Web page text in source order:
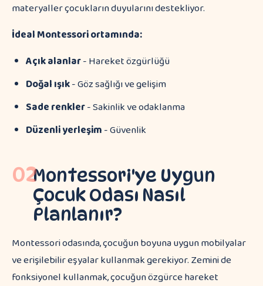
materyaller çocukların duyularını destekliyor.
İdeal Montessori ortamında:
Açık alanlar- Hareket özgürlüğü
Doğal ışık- Göz sağlığı ve gelişim
Sade renkler- Sakinlik ve odaklanma
Düzenli yerleşim- Güvenlik
02Montessori'ye Uygun
Çocuk Odası Nasıl
Planlanır?
Montessori odasında, çocuğun boyuna uygun mobilyalar
ve erişilebilir eşyalar kullanmak gerekiyor. Zemini de
fonksiyonel kullanmak, çocuğun özgürce hareket